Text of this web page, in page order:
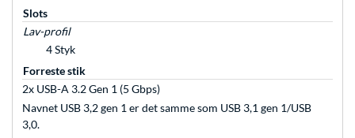
Slots
Lav-profil
4 Styk
Forreste stik
2x USB-A 3.2 Gen 1 (5 Gbps)
Navnet USB 3,2 gen 1 er det samme som USB 3,1 gen 1/USB
3,0.